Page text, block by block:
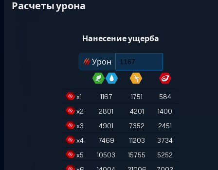
Расчеты урона
Нанесение ущерба
Урон
x1 1167 1751
584
x2 2801 4201
1400
x3 4901 7352
2451
x4 7469 11203
3734
x5 10503 15755
5252